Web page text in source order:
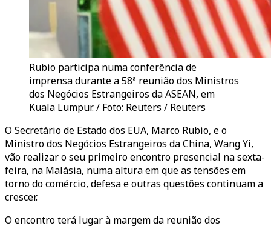
Rubio participa numa conferência de
imprensa durante a 58ª reunião dos Ministros
dos Negócios Estrangeiros da ASEAN, em
Kuala Lumpur. / Foto: Reuters / Reuters
O Secretário de Estado dos EUA, Marco Rubio, e o
Ministro dos Negócios Estrangeiros da China, Wang Yi,
vão realizar o seu primeiro encontro presencial na sexta-
feira, na Malásia, numa altura em que as tensões em
torno do comércio, defesa e outras questões continuam a
crescer.
O encontro terá lugar à margem da reunião dos